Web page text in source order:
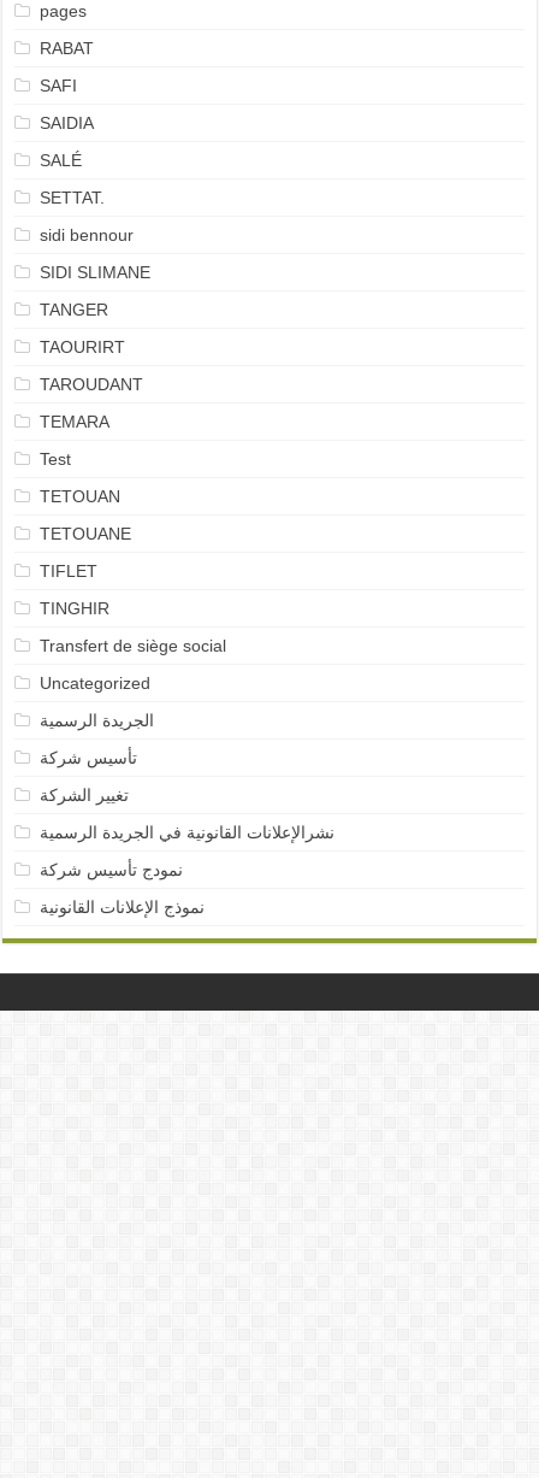
pages
RABAT
SAFI
SAIDIA
SALÉ
SETTAT.
sidi bennour
SIDI SLIMANE
TANGER
TAOURIRT
TAROUDANT
TEMARA
Test
TETOUAN
TETOUANE
TIFLET
TINGHIR
Transfert de siège social
Uncategorized
الجريدة الرسمية
تأسيس شركة
تغيير الشركة
نشرالإعلانات القانونية في الجريدة الرسمية
نمودج تأسيس شركة
نموذج الإعلانات القانونية